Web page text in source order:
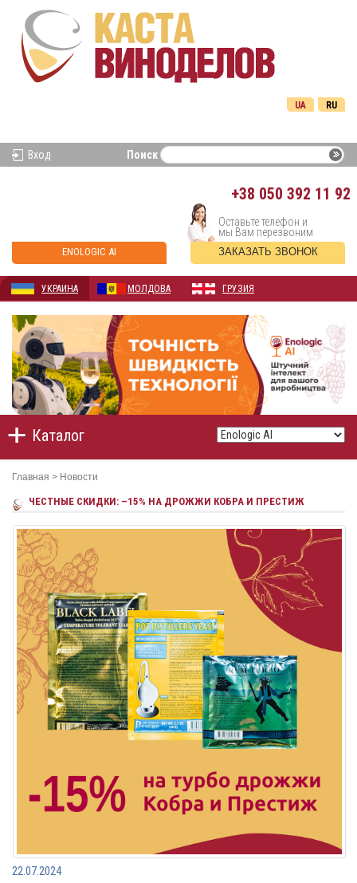
RU
UA
Вход Поиск
+38 050 392 11 92
ENOLOGIC AI
Оставьте телефон и
мы Вам перезвоним
ЗАКАЗАТЬ ЗВОНОК
УКРАИНА МОЛДОВА ГРУЗИЯ
Каталог
Главная > Новости
ЧЕСТНЫЕ СКИДКИ: –15% НА ДРОЖЖИ КОБРА И ПРЕСТИЖ
22.07.2024